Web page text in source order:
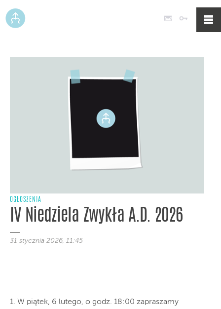
Poczta
OGŁOSZENIA
IV Niedziela Zwykła A.D. 2026
31 stycznia 2026, 11:45
1. W piątek, 6 lutego, o godz. 18:00 zapraszamy